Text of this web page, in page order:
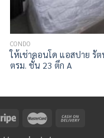
CONDO
ให้เช่าคอนโด แอสปาย รั
ตรม. ชั้น 23 ตึก A